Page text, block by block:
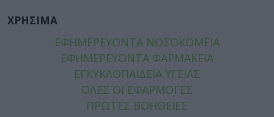
ΧΡΗΣΙΜΑ
ΕΦΗΜΕΡΕΥΟΝΤΑ ΝΟΣΟΚΟΜΕΙΑ
ΕΦΗΜΕΡΕΥΟΝΤΑ ΦΑΡΜΑΚΕΙΑ
ΕΓΚΥΚΛΟΠΑΙΔΕΙΑ ΥΓΕΙΑΣ
ΟΛΕΣ ΟΙ ΕΦΑΡΜΟΓΕΣ
ΠΡΩΤΕΣ ΒΟΗΘΕΙΕΣ